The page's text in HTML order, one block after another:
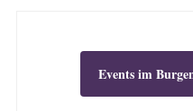
Events im